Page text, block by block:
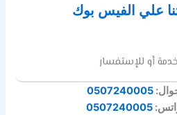
علي الفيس بوك
أو للإستفسار
0507240005
0507240005